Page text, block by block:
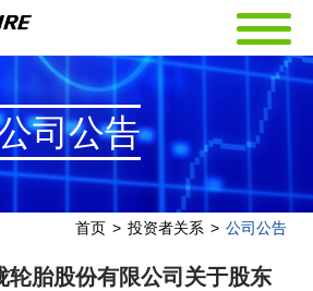
司公告
首页 > 投资者关系 > 公司公告
轮胎股份有限公司关于股东